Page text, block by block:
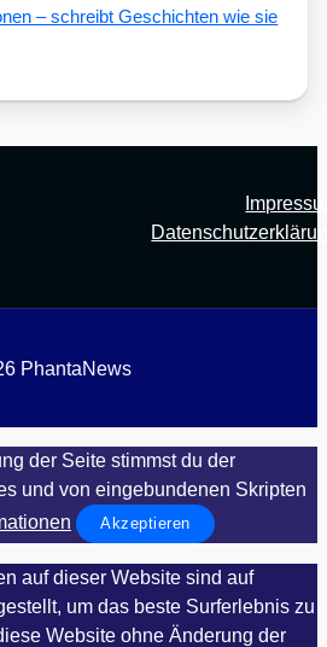
– schreibt Geschich­ten wie sie
PhantaNews
der Seite stimmst du der
und von eingebundenen Skripten
Akzeptieren
auf dieser Website sind auf
um das beste Surferlebnis zu
Website ohne Änderung der